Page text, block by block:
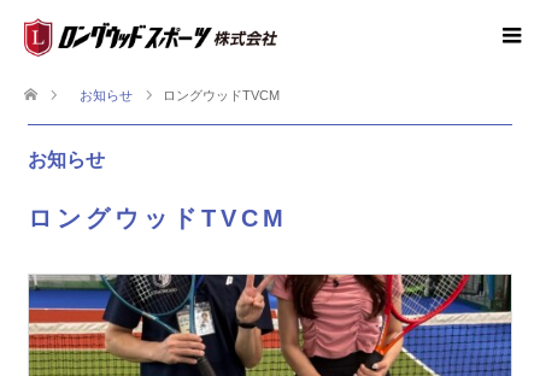
お知らせ ロングウッドTVCM
お知らせ
ロングウッドTVCM